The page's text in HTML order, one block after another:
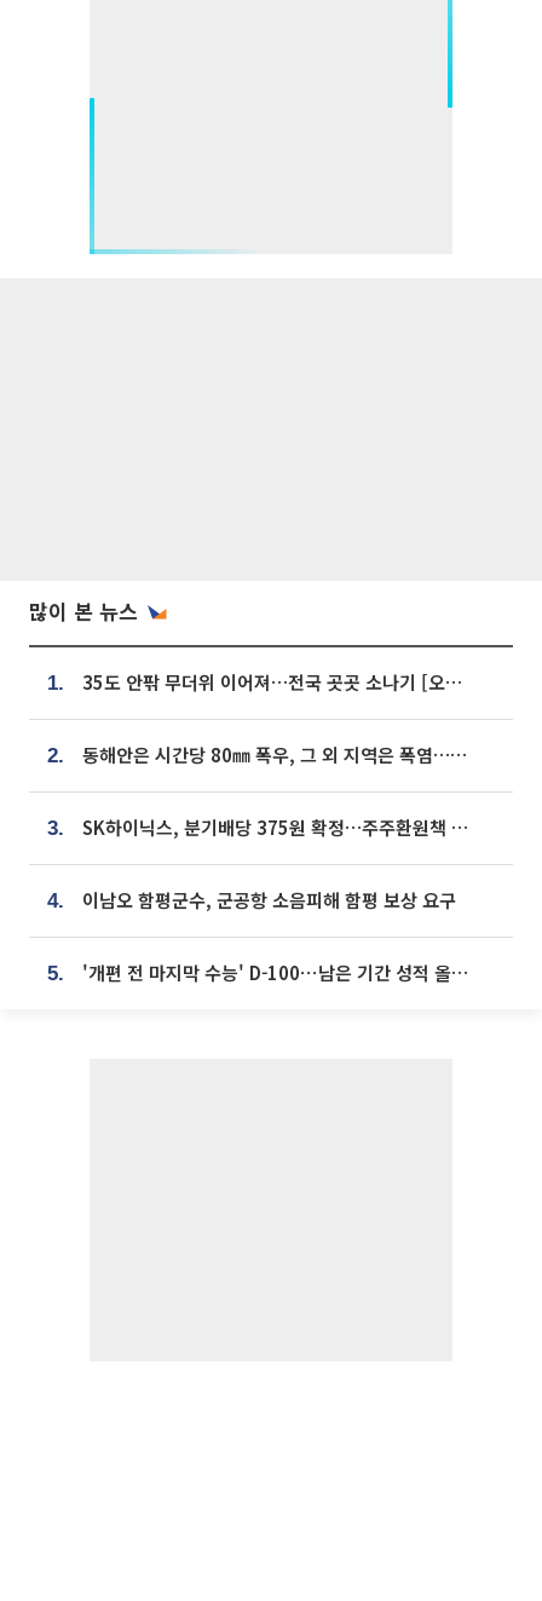
많이 본 뉴스
1. 35도 안팎 무더위 이어져…전국 곳곳 소나기 [오늘 날씨]
2. 동해안은 시간당 80㎜ 폭우, 그 외 지역은 폭염…‘극과 극 날씨’
3. SK하이닉스, 분기배당 375원 확정…주주환원책 9월로 앞당겨 발표
4. 이남오 함평군수, 군공항 소음피해 함평 보상 요구
5. '개편 전 마지막 수능' D-100⋯남은 기간 성적 올릴 전략은